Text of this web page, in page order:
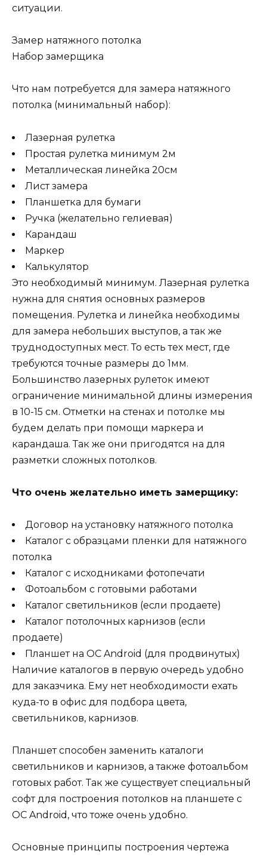
ситуации.
Замер натяжного потолка
Набор замерщика
Что нам потребуется для замера натяжного
потолка (минимальный набор):
Лазерная рулетка
Простая рулетка минимум 2м
Металлическая линейка 20см
Лист замера
Планшетка для бумаги
Ручка (желательно гелиевая)
Карандаш
Маркер
Калькулятор
Это необходимый минимум. Лазерная рулетка
нужна для снятия основных размеров
помещения. Рулетка и линейка необходимы
для замера небольших выступов, а так же
труднодоступных мест. То есть тех мест, где
требуются точные размеры до 1мм.
Большинство лазерных рулеток имеют
ограничение минимальной длины измерения
в 10-15 см. Отметки на стенах и потолке мы
будем делать при помощи маркера и
карандаша. Так же они пригодятся на для
разметки сложных потолков.
Что очень желательно иметь замерщику:
Договор на установку натяжного потолка
Каталог с образцами пленки для натяжного
потолка
Каталог с исходниками фотопечати
Фотоальбом с готовыми работами
Каталог светильников (если продаете)
Каталог потолочных карнизов (если
продаете)
Планшет на ОС Android (для продвинутых)
Наличие каталогов в первую очередь удобно
для заказчика. Ему нет необходимости ехать
куда-то в офис для подбора цвета,
светильников, карнизов.
Планшет способен заменить каталоги
светильников и карнизов, а также фотоальбом
готовых работ. Так же существует специальный
софт для построения потолков на планшете с
ОС Android, что тоже очень удобно.
Основные принципы построения чертежа